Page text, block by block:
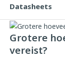
Datasheets
Grotere
vereist?